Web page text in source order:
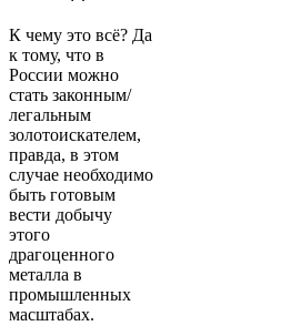
К чему это всё? Да
к тому, что в
России можно
стать законным/
легальным
золотоискателем,
правда, в этом
случае необходимо
быть готовым
вести добычу
этого
драгоценного
металла в
промышленных
масштабах.